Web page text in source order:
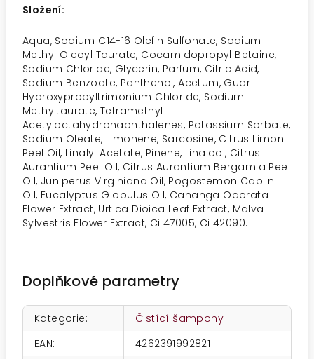
Složení:
Aqua, Sodium C14-16 Olefin Sulfonate, Sodium
Methyl Oleoyl Taurate, Cocamidopropyl Betaine,
Sodium Chloride, Glycerin, Parfum, Citric Acid,
Sodium Benzoate, Panthenol, Acetum, Guar
Hydroxypropyltrimonium Chloride, Sodium
Methyltaurate, Tetramethyl
Acetyloctahydronaphthalenes, Potassium Sorbate,
Sodium Oleate, Limonene, Sarcosine, Citrus Limon
Peel Oil, Linalyl Acetate, Pinene, Linalool, Citrus
Aurantium Peel Oil, Citrus Aurantium Bergamia Peel
Oil, Juniperus Virginiana Oil, Pogostemon Cablin
Oil, Eucalyptus Globulus Oil, Cananga Odorata
Flower Extract, Urtica Dioica Leaf Extract, Malva
Sylvestris Flower Extract, Ci 47005, Ci 42090.
Doplňkové parametry
Kategorie:
Čistící šampony
EAN: 4262391992821